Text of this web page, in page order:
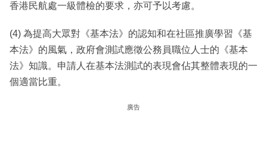
香港民航處一級體檢的要求，亦可予以考慮。
(4) 為提高大眾對《基本法》的認知和在社區推廣學習《基
本法》的風氣，政府會測試應徵公務員職位人士的《基本
法》知識。申請人在基本法測試的表現會佔其整體表現的一
個適當比重。
廣告